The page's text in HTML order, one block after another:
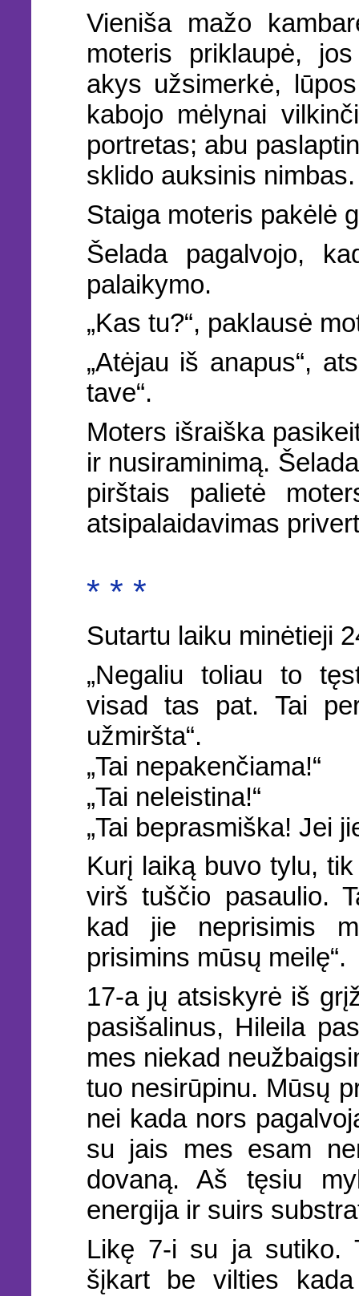
Vieniša mažo
moteris priklaupė,
akys užsimerkė,
kabojo mėlynai
portretas; abu
sklido auksinis nimbas.
Staiga moteris pakėlė
Šelada pagalvojo,
palaikymo.
„Kas tu?“, paklausė
„Atėjau iš anapus“,
tave“.
Moters išraiška
ir nusiraminimą.
pirštais palietė
atsipalaidavimas
* * *
Sutartu laiku minėtieji
„Negaliu toliau to
visad tas pat. Tai
užmiršta“.
„Tai nepakenčiama!“
„Tai neleistina!“
„Tai beprasmiška! Jei
Kurį laiką buvo tylu,
virš tuščio pasaulio.
kad jie neprisimis
prisimins mūsų meilę“.
17-a jų atsiskyrė iš
pasišalinus, Hileila
mes niekad
tuo nesirūpinu. Mūsų
nei kada nors
su jais mes esam
dovaną. Aš tęsiu
energija ir suirs
Likę 7-i su ja sutiko.
šįkart be vilties